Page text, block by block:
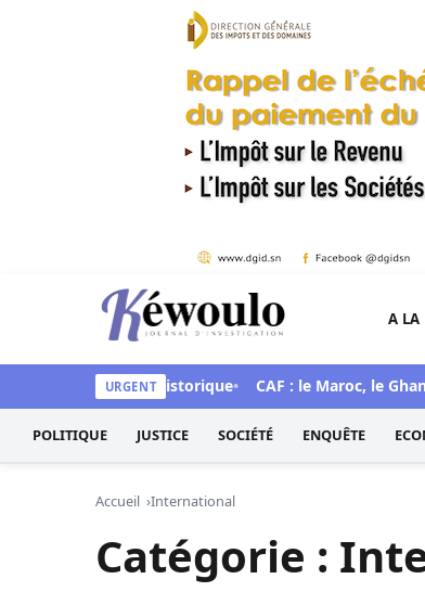
Aller au contenu
Kéwoulo, le premier site d'information
A LA
URGENT
une mue historique CAF : le Maroc, le Ghana
POLITIQUE JUSTICE SOCIÉTÉ ENQUÊTE
Accueil International
Catégorie :